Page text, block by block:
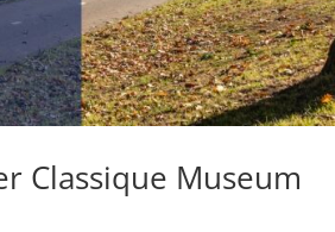
Classique Museum